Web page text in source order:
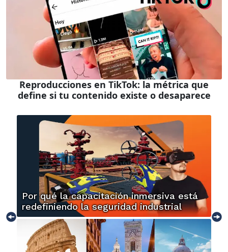
Reproducciones en TikTok: la métrica que
define si tu contenido existe o desaparece
Por qué la capacitación inmersiva está
redefiniendo la seguridad industrial